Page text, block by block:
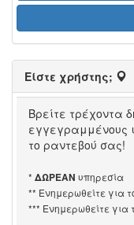
Είστε χρήστης;
Βρείτε τρέχοντα
εγγεγραμμένους
το ραντεβού σας!
* ΔΩΡΕΑΝ υπηρεσία
** Ενημερωθείτε για
*** Ενημερωθείτε για